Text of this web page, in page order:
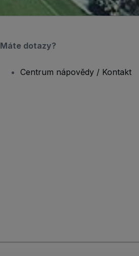
Máte dotazy?
Centrum nápovědy / Kontakt